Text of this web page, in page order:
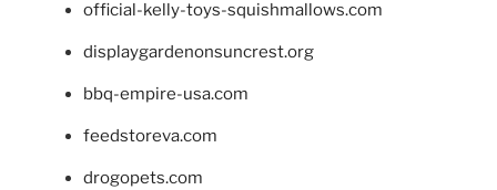
official-kelly-toys-squishmallows.com
displaygardenonsuncrest.org
bbq-empire-usa.com
feedstoreva.com
drogopets.com